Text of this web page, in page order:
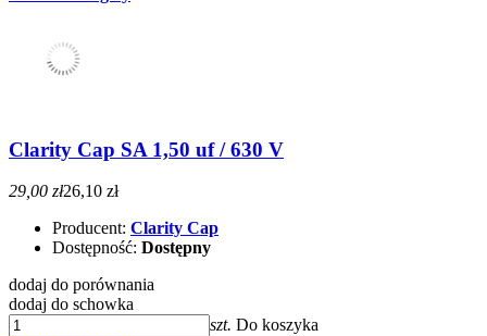
Clarity Cap SA 1,50 uf / 630 V
29,00 zł26,10 zł
Producent: Clarity Cap
Dostępność: Dostępny
dodaj do porównania
dodaj do schowka
szt. Do koszyka